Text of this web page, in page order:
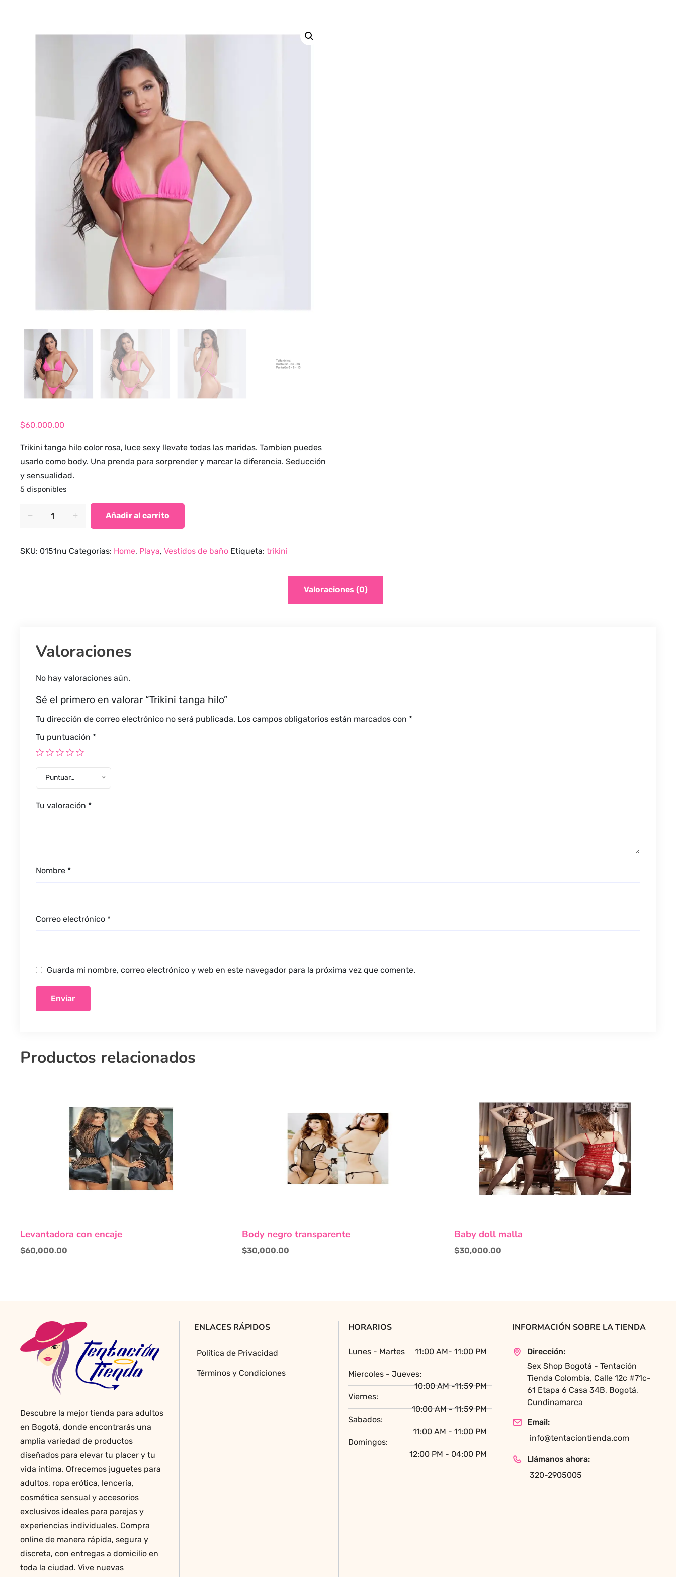
$60,000.00
Trikini tanga hilo color rosa, luce sexy llevate todas las maridas. Tambien puedes
usarlo como body. Una prenda para sorprender y marcar la diferencia. Seducción
y sensualidad.
5 disponibles
Añadir al carrito
SKU: 0151nu Categorías: Home, Playa, Vestidos de baño Etiqueta: trikini
Valoraciones (0)
Valoraciones
No hay valoraciones aún.
Sé el primero en valorar “Trikini tanga hilo”
Tu dirección de correo electrónico no será publicada. Los campos obligatorios están marcados con *
Tu puntuación *
Puntuar…
Tu valoración *
Nombre *
Correo electrónico *
Guarda mi nombre, correo electrónico y web en este navegador para la próxima vez que comente.
Productos relacionados
Levantadora con encaje
$60,000.00
Body negro transparente
$30,000.00
producto
tiene
múltiples
la
página
producto
Baby doll malla
$30,000.00
Descubre la mejor tienda para adultos
en Bogotá, donde encontrarás una
amplia variedad de productos
diseñados para elevar tu placer y tu
vida íntima. Ofrecemos juguetes para
adultos, ropa erótica, lencería,
cosmética sensual y accesorios
exclusivos ideales para parejas y
experiencias individuales. Compra
online de manera rápida, segura y
discreta, con entregas a domicilio en
toda la ciudad. Vive nuevas
ENLACES RÁPIDOS
Política de Privacidad
Términos y Condiciones
HORARIOS
Lunes - Martes 11:00 AM- 11:00 PM
Miercoles - Jueves:
10:00 AM -11:59 PM
Viernes:
10:00 AM - 11:59 PM
Sabados:
11:00 AM - 11:00 PM
Domingos:
12:00 PM - 04:00 PM
INFORMACIÓN SOBRE LA TIENDA
Dirección:
Sex Shop Bogotá - Tentación
Tienda Colombia, Calle 12c #71c-
61 Etapa 6 Casa 34B, Bogotá,
Cundinamarca
Email:
info@tentaciontienda.com
Llámanos ahora:
320-2905005